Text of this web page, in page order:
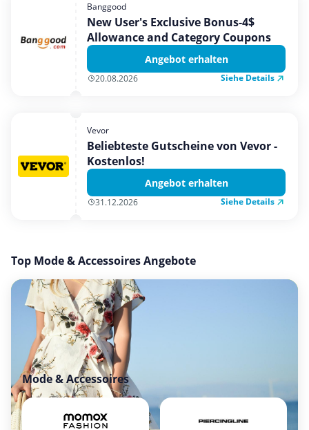
Banggood
New User's Exclusive Bonus-4$
Allowance and Category Coupons
Angebot erhalten
20.08.2026 Siehe Details
Vevor
Beliebteste Gutscheine von Vevor -
Kostenlos!
Angebot erhalten
31.12.2026 Siehe Details
Top Mode & Accessoires Angebote
Mode & Accessoires